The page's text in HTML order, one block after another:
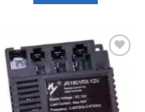
Toevoegen
aan
verlanglijst